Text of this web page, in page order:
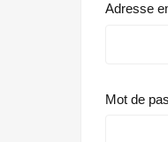
Adresse
Mot de